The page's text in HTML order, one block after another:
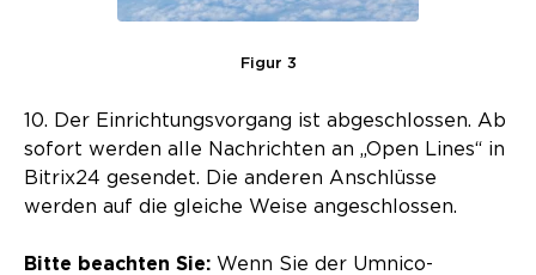
Figur 3
10. Der Einrichtungsvorgang ist abgeschlossen. Ab
sofort werden alle Nachrichten an „Open Lines“ in
Bitrix24 gesendet. Die anderen Anschlüsse
werden auf die gleiche Weise angeschlossen.
Bitte beachten Sie: Wenn Sie der Umnico-